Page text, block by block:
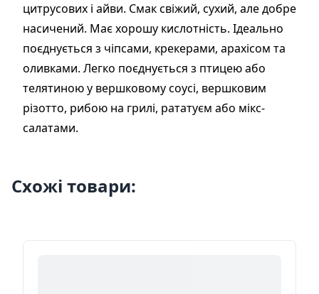
цитрусових і айви. Смак свіжий, сухий, але добре
насичений. Має хорошу кислотність. Ідеально
поєднується з чіпсами, крекерами, арахісом та
оливками. Легко поєднується з птицею або
телятиною у вершковому соусі, вершковим
різотто, рибою на грилі, рататуєм або мікс-
салатами.
Схожі товари: